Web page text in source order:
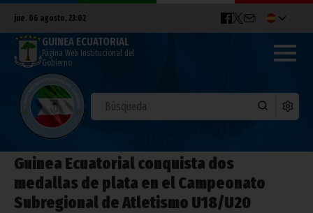
jue. 06 agosto, 23:02
GUINEA ECUATORIAL
Página Web Institucional del
Gobierno
Guinea Ecuatorial conquista dos
medallas de plata en el Campeonato
Subregional de Atletismo U18/U20